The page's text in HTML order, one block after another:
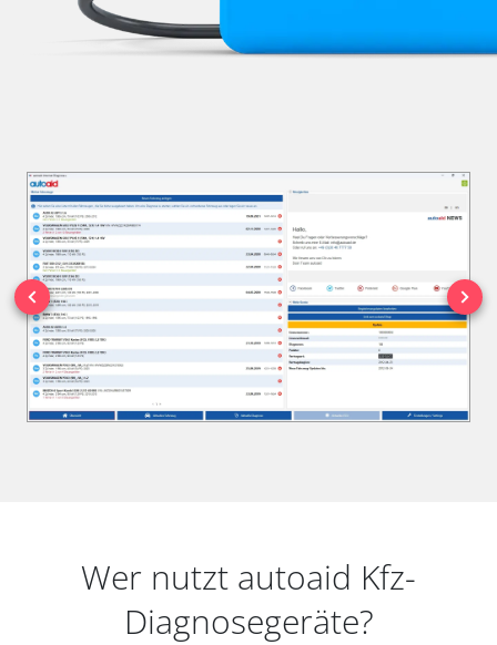
Wer nutzt autoaid Kfz-
Diagnosegeräte?